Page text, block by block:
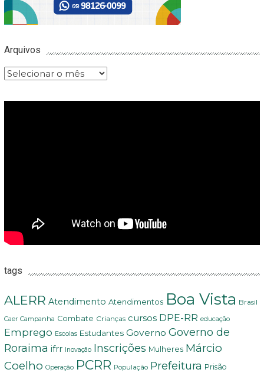
Arquivos
Arquivos
tags
ALERR Atendimento Atendimentos Boa Vista Brasil
Caer Campanha Combate Crianças cursos DPE-RR educação
Emprego Escolas Estudantes Governo Governo de
Roraima ifrr Inovação Inscrições Mulheres Márcio
Coelho Operação PCRR População Prefeitura Prisão